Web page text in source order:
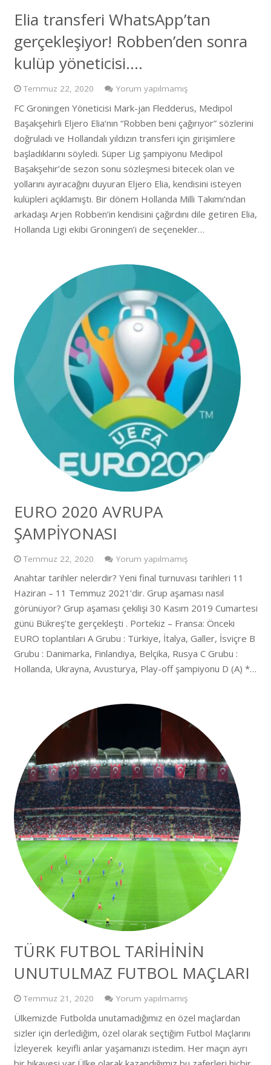
Elia transferi WhatsApp’tan
gerçekleşiyor! Robben’den sonra
kulüp yöneticisi….
Temmuz 22, 2020 Yorum yapılmamış
FC Groningen Yöneticisi Mark-jan Fledderus, Medipol
Başakşehirli Eljero Elia‘nın “Robben beni çağırıyor” sözlerini
doğruladı ve Hollandalı yıldızın transferi için girişimlere
başladıklarını söyledi. Süper Lig şampiyonu Medipol
Başakşehir’de sezon sonu sözleşmesi bitecek olan ve
yollarını ayıracağını duyuran Eljero Elia, kendisini isteyen
kulüpleri açıklamıştı. Bir dönem Hollanda Milli Takımı‘ndan
arkadaşı Arjen Robben‘in kendisini çağırdını dile getiren Elia,
Hollanda Ligi ekibi Groningen’i de seçenekler…
EURO 2020 AVRUPA
ŞAMPİYONASI
Temmuz 22, 2020 Yorum yapılmamış
Anahtar tarihler nelerdir? Yeni final turnuvası tarihleri ​​11
Haziran – 11 Temmuz 2021’dir. Grup aşaması nasıl
görünüyor? Grup aşaması çekilişi 30 Kasım 2019 Cumartesi
günü Bükreş’te gerçekleşti . Portekiz – Fransa: Önceki
EURO toplantıları A Grubu : Türkiye, İtalya, Galler, İsviçre B
Grubu : Danimarka, Finlandiya, Belçika, Rusya C Grubu :
Hollanda, Ukrayna, Avusturya, Play-off şampiyonu D (A) *…
TÜRK FUTBOL TARİHİNİN
UNUTULMAZ FUTBOL MAÇLARI
Temmuz 21, 2020 Yorum yapılmamış
Ülkemizde Futbolda unutamadığımız en özel maçlardan
sizler için derlediğim, özel olarak seçtiğim Futbol Maçlarını
İzleyerek keyifli anlar yaşamanızı istedim. Her maçın ayrı